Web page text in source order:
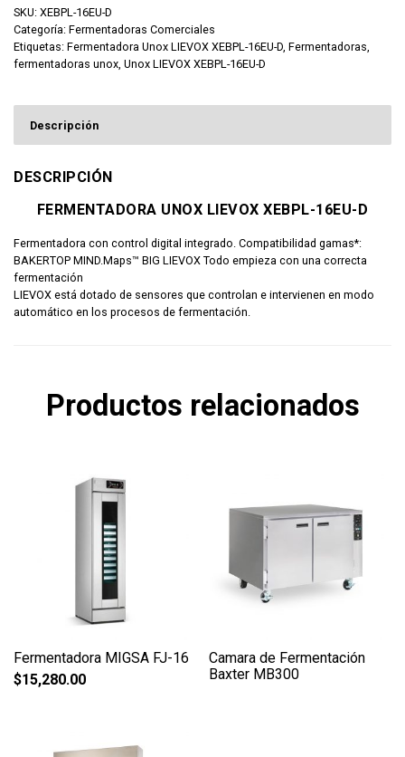
SKU: XEBPL-16EU-D
Categoría: Fermentadoras Comerciales
Etiquetas: Fermentadora Unox LIEVOX XEBPL-16EU-D, Fermentadoras,
fermentadoras unox, Unox LIEVOX XEBPL-16EU-D
Descripción
DESCRIPCIÓN
FERMENTADORA UNOX LIEVOX XEBPL-16EU-D
Fermentadora con control digital integrado. Compatibilidad gamas*:
BAKERTOP MIND.Maps™ BIG LIEVOX Todo empieza con una correcta
fermentación
LIEVOX está dotado de sensores que controlan e intervienen en modo
automático en los procesos de fermentación.
Productos relacionados
Fermentadora MIGSA FJ-16
$15,280.00
Camara de Fermentación
Baxter MB300